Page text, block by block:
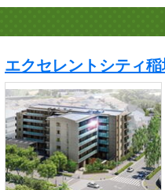
エクセレントシティ